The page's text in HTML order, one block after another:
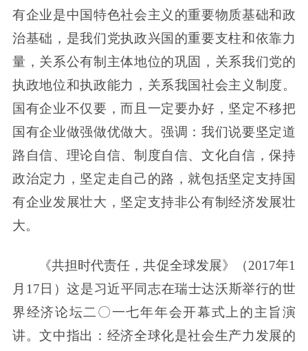
有企业是中国特色社会主义的重要物质基础和政
治基础，是我们党执政兴国的重要支柱和依靠力
量，关系公有制主体地位的巩固，关系我们党的
执政地位和执政能力，关系我国社会主义制度。
国有企业不仅要，而且一定要办好，坚定不移把
国有企业做强做优做大。强调：我们说要坚定道
路自信、理论自信、制度自信、文化自信，保持
政治定力，坚定走自己的路，就包括坚定支持国
有企业发展壮大，坚定支持非公有制经济发展壮
大。
《共担时代责任，共促全球发展》（2017年1
月17日）这是习近平同志在瑞士达沃斯举行的世
界经济论坛二〇一七年年会开幕式上的主旨演
讲。文中指出：经济全球化是社会生产力发展的